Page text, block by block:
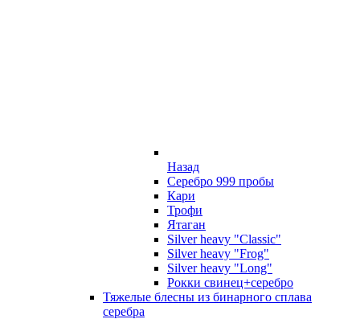
Назад
Серебро 999 пробы
Кари
Трофи
Ятаган
Silver heavy "Classic"
Silver heavy "Frog"
Silver heavy "Long"
Рокки свинец+серебро
Тяжелые блесны из бинарного сплава
серебра